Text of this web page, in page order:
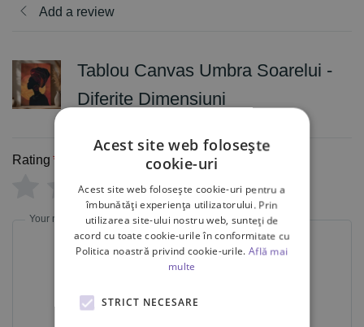
Add a review
Tablou Canvas Umbra Soarelui -
Diferite Dimensiuni
Rating *
0/5
Your review
Acest site web folosește
cookie-uri
Acest site web folosește cookie-uri pentru a
îmbunătăți experiența utilizatorului. Prin
utilizarea site-ului nostru web, sunteți de
acord cu toate cookie-urile în conformitate cu
Politica noastră privind cookie-urile.Află mai
multe
STRICT NECESARE